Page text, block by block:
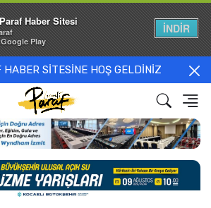
HABER SİTESİNE HOŞ GELDİNİZ
Haber Sitesi
Play
İNDİR